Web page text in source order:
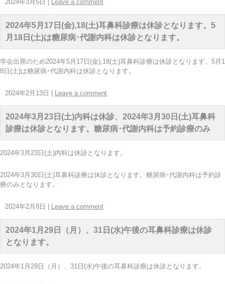
2024年3月5日 Leave a comment
2024年5月17日(金),18(土)耳鼻科診療は休診となります。5
月18日(土)は糖尿病･代謝内科は休診となります。
学会出席のため2024年5月17日(金),18(土)耳鼻科診療は休診となります。5月1
8日(土)は糖尿病･代謝内科は休診となります。
2024年2月13日 Leave a comment
2024年3月23日(土)内科は休診、2024年3月30日(土)耳鼻科
診療は休診となります。糖尿病･代謝内科は予約診療のみ
2024年3月23日(土)内科は休診となります。
2024年3月30日(土)耳鼻科診療は休診となります。糖尿病･代謝内科は予約診
療のみとなります。
2024年2月8日 Leave a comment
2024年1月29日（月）、31日(水)午後の耳鼻科診療は休診
となります。
2024年1月29日（月）、31日(水)午後の耳鼻科診療は休診となります。